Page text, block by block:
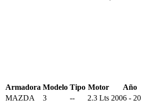
Armadora Modelo Tipo Motor
Año
MAZDA
3 -- 2.3 Lts 2006 -